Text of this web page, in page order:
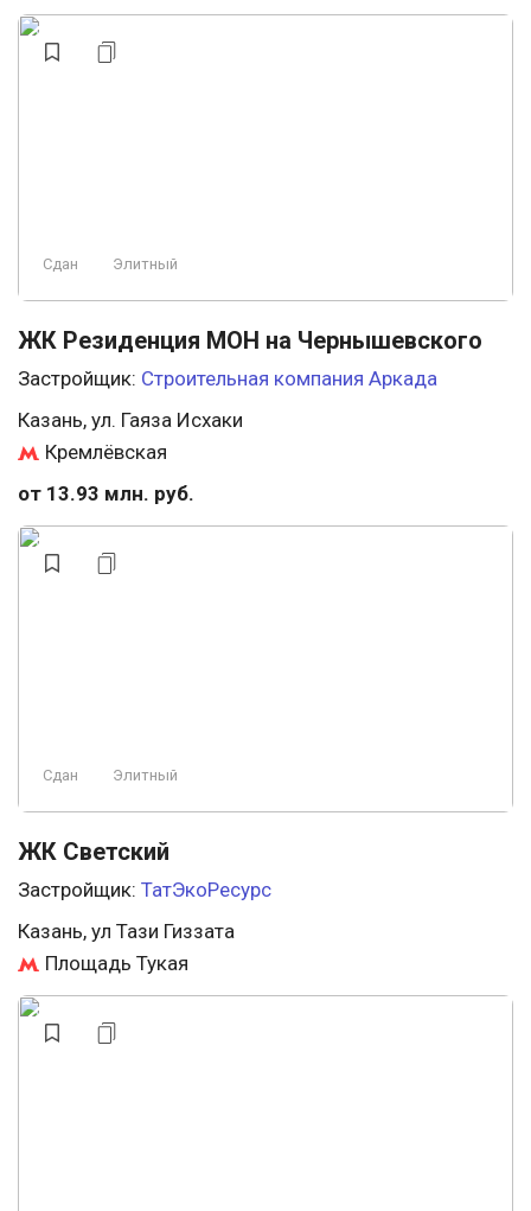
Сдан Элитный
ЖК Резиденция МОН на Чернышевского
Застройщик: Строительная компания Аркада
Казань, ул. Гаяза Исхаки
Кремлёвская
от 13.93 млн. руб.
Сдан Элитный
ЖК Светский
Застройщик: ТатЭкоРесурс
Казань, ул Тази Гиззата
Площадь Тукая